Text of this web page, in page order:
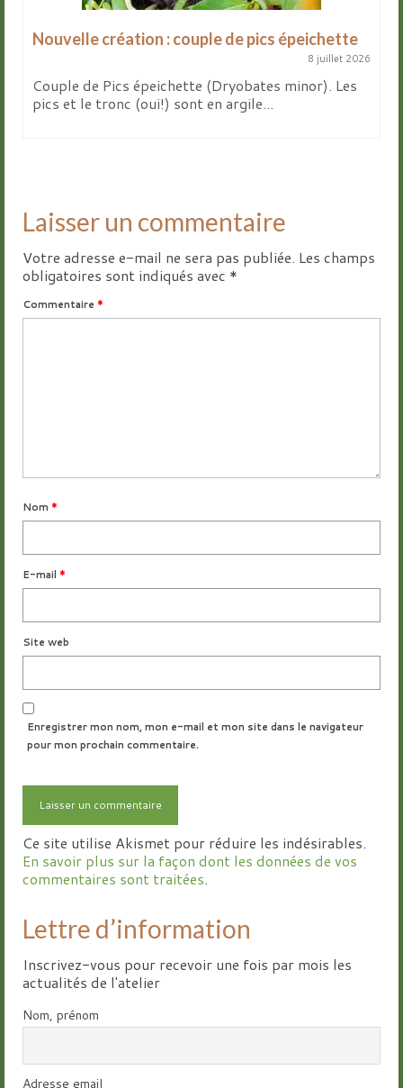
Nouvelle création : couple de pics épeichette
8 juillet 2026
Couple de Pics épeichette (Dryobates minor). Les
pics et le tronc (oui!) sont en argile...
Laisser un commentaire
Votre adresse e-mail ne sera pas publiée. Les champs
obligatoires sont indiqués avec *
Commentaire *
Nom *
E-mail *
Site web
Enregistrer mon nom, mon e-mail et mon site dans le navigateur
pour mon prochain commentaire.
Ce site utilise Akismet pour réduire les indésirables.
En savoir plus sur la façon dont les données de vos
commentaires sont traitées.
Lettre d’information
Inscrivez-vous pour recevoir une fois par mois les
actualités de l'atelier
Nom, prénom
Adresse email